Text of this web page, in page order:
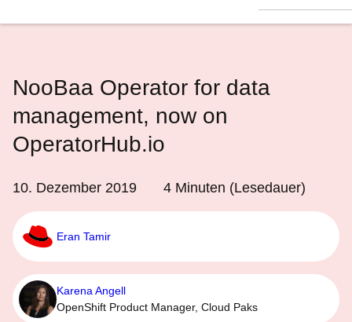
NooBaa Operator for data
management, now on
OperatorHub.io
10. Dezember 2019 4 Minuten (Lesedauer)
Eran Tamir
Karena Angell
OpenShift Product Manager, Cloud Paks